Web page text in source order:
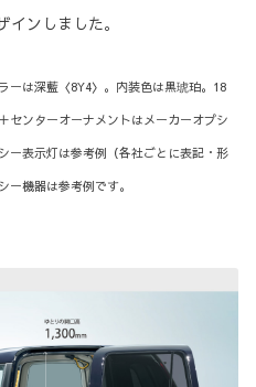
ンしました。
は深藍〈8Y4〉。内装色は黒琥珀。18
センターオーナメントはメーカーオプシ
表示灯は参考例（各社ごとに表記・形
機器は参考例です。